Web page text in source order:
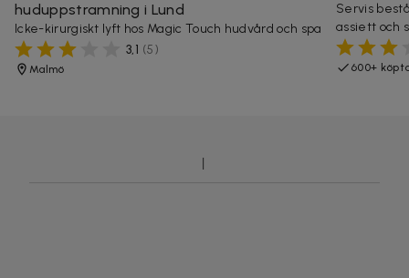
huduppstramning i Lund
Icke-kirurgiskt lyft hos Magic Touch hudvård och spa
3,1 (5)
Malmö
Servis
assiett och
600+